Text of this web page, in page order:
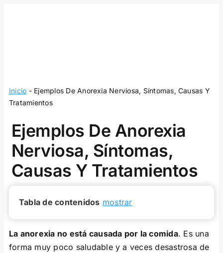
Inicio - Ejemplos De Anorexia Nerviosa, Síntomas, Causas Y
Tratamientos
Ejemplos De Anorexia
Nerviosa, Síntomas,
Causas Y Tratamientos
Tabla de contenidos mostrar
La anorexia no está causada por la comida. Es una
forma muy poco saludable y a veces desastrosa de